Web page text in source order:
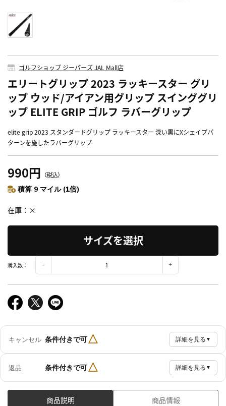
ゴルフショップ ジーパーズ JAL Mall店
エリートグリップ 2023 ラッキースター グリ
ップ ウッド/アイアン用グリップ スインググリ
ップ ELITE GRIP ゴルフ ラバーグリップ
elite grip 2023 スタンダードグリップ ラッキースター 深い黒にXシェイプパ
ターンを施したラバーグリップ
990円 （税込）
積算 9 マイル (1倍)
在庫 ×
サイズを選択
購入数：
キャンセル 条件付きで可△ 詳細を見る ▼
返品 条件付きで可△ 詳細を見る ▼
商品説明 商品情報